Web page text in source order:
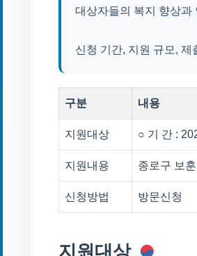
대상자들의 복지 향상과
신청 기간, 지원 규모,
구분 내용
지원대상 ○ 기 간 :
지원내용 종로구 보
신청방법 방문신청
지원대상